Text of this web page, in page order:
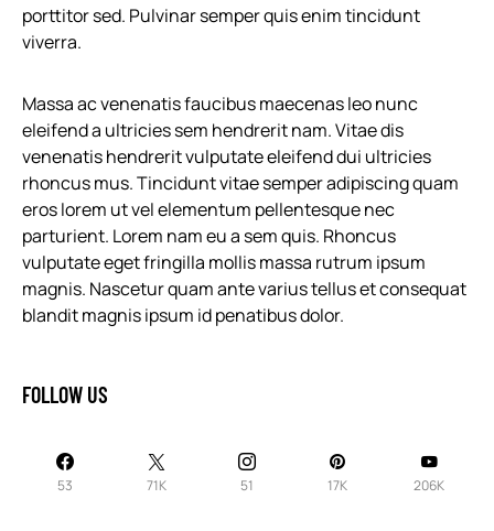
porttitor sed. Pulvinar semper quis enim tincidunt
viverra.
Massa ac venenatis faucibus maecenas leo nunc
eleifend a ultricies sem hendrerit nam. Vitae dis
venenatis hendrerit vulputate eleifend dui ultricies
rhoncus mus. Tincidunt vitae semper adipiscing quam
eros lorem ut vel elementum pellentesque nec
parturient. Lorem nam eu a sem quis. Rhoncus
vulputate eget fringilla mollis massa rutrum ipsum
magnis. Nascetur quam ante varius tellus et consequat
blandit magnis ipsum id penatibus dolor.
FOLLOW US
53 71K 51 17K 206K